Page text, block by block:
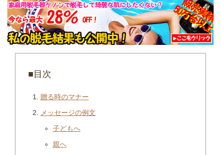
■目次
贈る時のマナー
メッセージの例文
子どもへ
親へ